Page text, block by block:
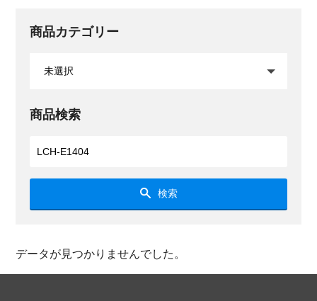
商品カテゴリー
商品検索
検索
データが見つかりませんでした。